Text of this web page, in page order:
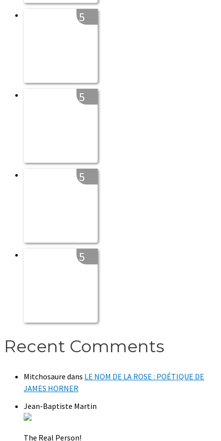
5
5
5
5
Recent Comments
Mitchosaure dans LE NOM DE LA ROSE : POÉTIQUE DE
JAMES HORNER
Jean-Baptiste Martin
The Real Person!